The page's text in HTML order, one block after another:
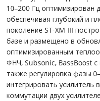
10–200 Гц оптимизирован
обеспечивая глубокий и
поколение ST-XM III
базе и размещено в
оптимизированным
ФНЧ, Subsonic, BassBoost
также регулировка фазы
интегрировать
коммутации двух